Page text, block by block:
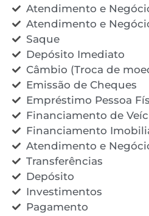
Atendimento e
Atendimento e
Saque
Depósito Imediato
Câmbio (Troca de
Emissão de Cheques
Empréstimo Pessoa
Financiamento de
Financiamento
Atendimento e
Transferências
Depósito
Investimentos
Pagamento